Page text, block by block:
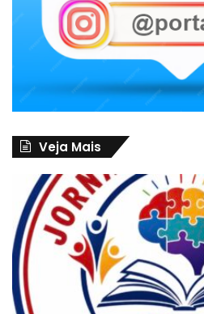
Veja Mais